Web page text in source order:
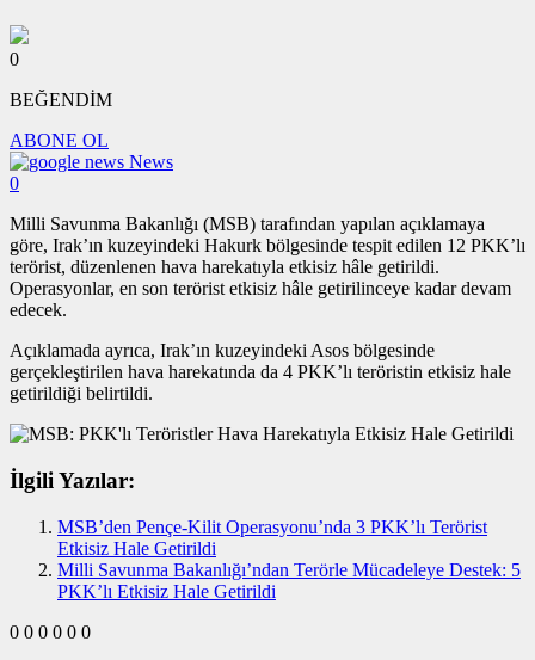
0
BEĞENDİM
ABONE OL
News
0
Milli Savunma Bakanlığı (MSB) tarafından yapılan açıklamaya
göre, Irak’ın kuzeyindeki Hakurk bölgesinde tespit edilen 12 PKK’lı
terörist, düzenlenen hava harekatıyla etkisiz hâle getirildi.
Operasyonlar, en son terörist etkisiz hâle getirilinceye kadar devam
edecek.
Açıklamada ayrıca, Irak’ın kuzeyindeki Asos bölgesinde
gerçekleştirilen hava harekatında da 4 PKK’lı teröristin etkisiz hale
getirildiği belirtildi.
İlgili Yazılar:
MSB’den Pençe-Kilit Operasyonu’nda 3 PKK’lı Terörist
Etkisiz Hale Getirildi
Milli Savunma Bakanlığı’ndan Terörle Mücadeleye Destek: 5
PKK’lı Etkisiz Hale Getirildi
0 0 0 0 0 0